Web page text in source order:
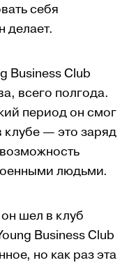
себя
делает.
Business Club
всего полгода.
период он смог
клубе — это заряд
людьми.
шел в клуб
Business Club
но как раз эта